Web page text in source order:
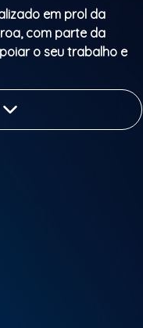
em prol da
com parte da
o seu trabalho e
levado numa viagem
a António Variações,
energia se encontram.